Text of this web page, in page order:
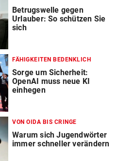
Betrugswelle gegen
Urlauber: So schützen Sie
sich
FÄHIGKEITEN BEDENKLICH
Sorge um Sicherheit:
OpenAI muss neue KI
einhegen
VON OIDA BIS CRINGE
Warum sich Jugendwörter
immer schneller verändern